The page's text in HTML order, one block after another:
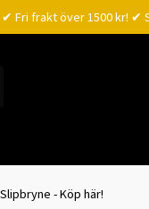
✔ Fri frakt över 1500 kr! ✔
- Köp här!